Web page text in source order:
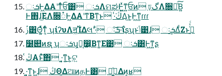
ઃܭͰ͖ΔΑ͏ʹͳͬͨਓ͸ ઃܭΛମಘͰ͖͍ͯͳ͍ਓͷ ঢ়گΛ૝૾ͮ͠Β͍
Ͱ΋ɺ͜ΕΛ૝૾Ͱ͖ΔΑ͏ʹͳΒͳ͍ͱ ͏·͘ڭ͑Δ͜ͱ͕Ͱ͖ͳ͍ɾɾɾ
ࢲ͸Θ͔͍ͬͯͳ͔ͬͨ ʮίʔυΛॻ͖࢝ΊΔલʹ·ͣ ઃܭ͠·͠ΐ͏ʂʯͱݴ͑͹ɺ ઃܭ͢ΔͩΖ͏ͱࢥ͍ͬͯͨ
໰୊ͷຊ࣭ ʮઃܭʯ͕Կ͔෼͔Βͳ͚Ε͹ ઃܭ͸Ͱ͖ͳ͍ʂ
ڭ͑Α͏ͱͯ͠΋ ͏·͍͔͘ͳ͍͜ͱ͕ଟ͍
͏·͍͔͘ͳ͍ͱ͖ɺ ڭΘΔଆͷதͰ͸ Կ͕ى͖͍ͯΔͷ͔ʁ